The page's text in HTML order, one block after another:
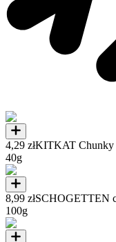
4,29 złKITKAT Chunky
40g
8,99 złSCHOGETTEN
100g